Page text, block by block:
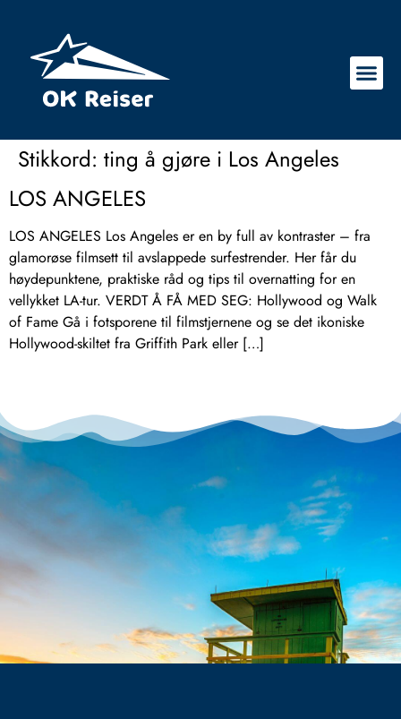
Stikkord: ting å gjøre i Los Angeles
LOS ANGELES
LOS ANGELES Los Angeles er en by full av kontraster – fra
glamorøse filmsett til avslappede surfestrender. Her får du
høydepunktene, praktiske råd og tips til overnatting for en
vellykket LA-tur. VERDT Å FÅ MED SEG: Hollywood og Walk
of Fame Gå i fotsporene til filmstjernene og se det ikoniske
Hollywood-skiltet fra Griffith Park eller […]